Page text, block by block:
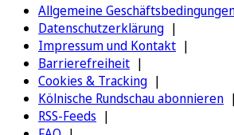
Allgemeine
Datenschutzerklärung
Impressum und Kontakt
Barrierefreiheit
Cookies & Tracking
Kölnische Rundschau abonnieren
RSS-Feeds